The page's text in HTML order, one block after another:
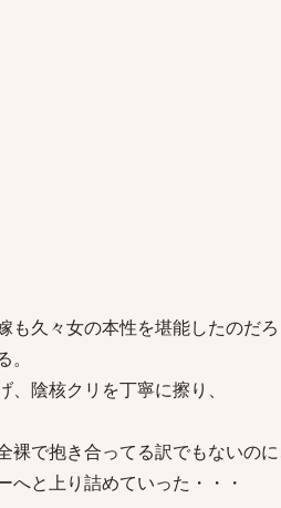
も久々女の本性を堪能したのだ
陰核クリを丁寧に擦り、
裸で抱き合ってる訳でもないの
と上り詰めていった・・・